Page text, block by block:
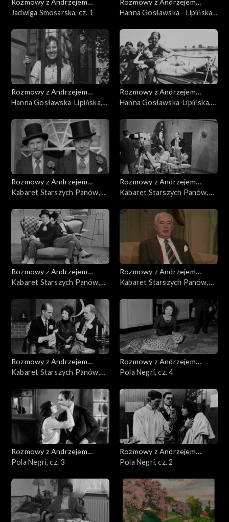
Rozmowy z Andrzejem
Doboszem
Jadwiga Smosarska, cz. 1
Rozmowy z Andrzejem
Doboszem
Hanna Gosławska - Lipińska,
Rozmowy z Andrzejem
Doboszem
Hanna Gosławska-Lipińska,
Rozmowy z Andrzejem
Doboszem
Hanna Gosławska-Lipińska,
Rozmowy z Andrzejem
Doboszem
Kabaret Starszych Panów,
Rozmowy z Andrzejem
Doboszem
Kabaret Starszych Panów,
Rozmowy z Andrzejem
Doboszem
Kabaret Starszych Panów,
Rozmowy z Andrzejem
Doboszem
Kabaret Starszych Panów,
Rozmowy z Andrzejem
Doboszem
Kabaret Starszych Panów,
Rozmowy z Andrzejem
Doboszem
Pola Negri, cz. 4
Rozmowy z Andrzejem
Doboszem
Pola Negri, cz. 3
Rozmowy z Andrzejem
Doboszem
Pola Negri, cz. 2